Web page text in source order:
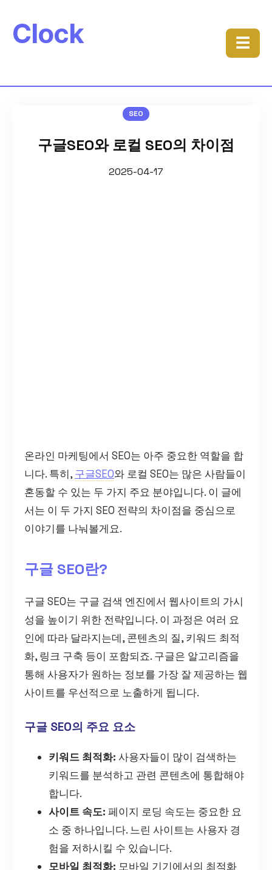
Clock ☰
SEO
구글SEO와 로컬 SEO의 차이점
2025-04-17
온라인 마케팅에서 SEO는 아주 중요한 역할을 합
니다. 특히, 구글SEO와 로컬 SEO는 많은 사람들이
혼동할 수 있는 두 가지 주요 분야입니다. 이 글에
서는 이 두 가지 SEO 전략의 차이점을 중심으로
이야기를 나눠볼게요.
구글 SEO란?
구글 SEO는 구글 검색 엔진에서 웹사이트의 가시
성을 높이기 위한 전략입니다. 이 과정은 여러 요
인에 따라 달라지는데, 콘텐츠의 질, 키워드 최적
화, 링크 구축 등이 포함되죠. 구글은 알고리즘을
통해 사용자가 원하는 정보를 가장 잘 제공하는 웹
사이트를 우선적으로 노출하게 됩니다.
구글 SEO의 주요 요소
키워드 최적화: 사용자들이 많이 검색하는
키워드를 분석하고 관련 콘텐츠에 통합해야
합니다.
사이트 속도: 페이지 로딩 속도는 중요한 요
소 중 하나입니다. 느린 사이트는 사용자 경
험을 저하시킬 수 있습니다.
모바일 최적화: 모바일 기기에서의 최적화